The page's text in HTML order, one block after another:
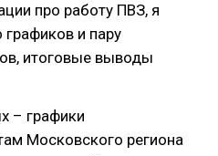
про работу ПВЗ, я
и пару
итоговые выводы
– графики
Московского региона